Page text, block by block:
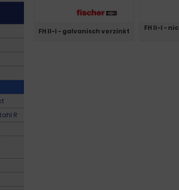
FH II-I - galvanisch verzinkt
FH II-I -
R